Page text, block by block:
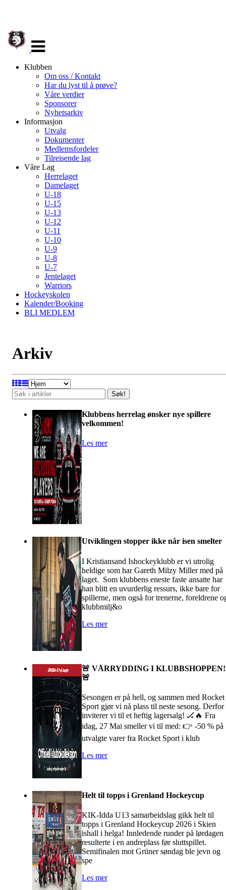
navigasjon
Klubben
Om oss / Kontakt
Har du lyst til å prøve?
Våre verdier
Sponsorer
Nyhetsarkiv
Informasjon
Utvalg
Dokumenter
Medlemsfordeler
Tilreisende lag
Våre Lag
Herrelaget
Damelaget
U-18
U-15
U-13
U-12
U-11
U-10
U-9
U-8
U-7
Jentelaget
Warriors
Hockeyskolen
Kalender/Booking
BLI MEDLEM
Arkiv
Søk!
Klubbens herrelag ønsker nye spillere
velkommen!
Les mer
Utviklingen stopper ikke når isen smelter
I Kristiansand Ishockeyklubb er vi utrolig
heldige som har Gareth Milzy Miller med på
laget. Som klubbens eneste faste ansatte har
han blitt en uvurderlig ressurs, ikke bare for
spillerne, men også for trenerne, foreldrene
klubbmilj&o
Les mer
🚨 VÅRRYDDING I KLUBBSHOPPEN!
🚨
Sesongen er på hell, og sammen med Rocket
Sport gjør vi nå plass til neste sesong. Derfor
inviterer vi til et heftig lagersalg! 🏒🔥 Fra
idag, 27 Mai smeller vi til med: 👉 -50 % på
utvalgte varer fra Rocket Sport i klub
Les mer
Helt til topps i Grenland Hockeycup
KIK-Idda U13 samarbeidslag gikk helt til
topps i Grenland Hockeycup 2026 i Skien
ishall i helga! Innledende runder på lørdagen
resulterte i en andreplass før sluttspillet.
Semifinalen mot Grüner søndag ble jevn og
spe
Les mer